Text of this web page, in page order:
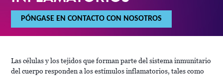
PÓNGASE EN CONTACTO CON NOSOTROS
Las células y los tejidos que forman parte del sistema inmunitario
del cuerpo responden a los estímulos inflamatorios, tales como